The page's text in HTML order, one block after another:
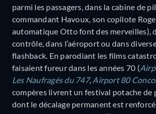
parmi les passagers, dans la cabine de
commandant Havoux, son copilote
automatique Otto font des merveilles),
contrôle, dans l’aéroport ou dans
flashback. En parodiant les films
faisaient fureur dans les années 70 (
Les Naufragés du 747, Airport 80
compères livrent un festival potache de
dont le décalage permanent est